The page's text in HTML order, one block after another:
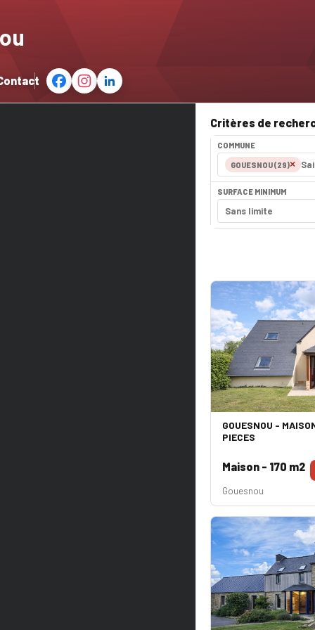
Critères de
COMMUNE
GOUESNOU (29)×
SURFACE MINIMUM
GOUESNOU -
PIECES
Maison - 170 m2
Gouesnou